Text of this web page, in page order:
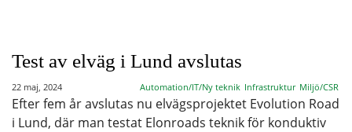
Test av elväg i Lund avslutas
22 maj, 2024 Automation/IT/Ny teknik Infrastruktur Miljö/CSR
Efter fem år avslutas nu elvägsprojektet Evolution Road
i Lund, där man testat Elonroads teknik för konduktiv